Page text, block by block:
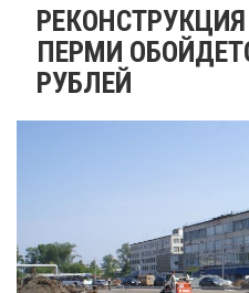
ПЕРМИ
РУБЛЕЙ